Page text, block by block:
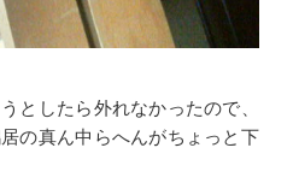
としたら外れなかったので、
の真ん中らへんがちょっと下